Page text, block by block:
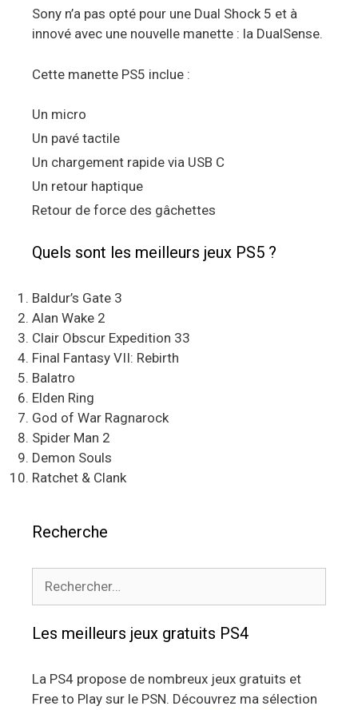
Sony n’a pas opté pour une Dual Shock 5 et à
innové avec une nouvelle manette : la DualSense.
Cette manette PS5 inclue :
Un micro
Un pavé tactile
Un chargement rapide via USB C
Un retour haptique
Retour de force des gâchettes
Quels sont les meilleurs jeux PS5 ?
Baldur’s Gate 3
Alan Wake 2
Clair Obscur Expedition 33
Final Fantasy VII: Rebirth
Balatro
Elden Ring
God of War Ragnarock
Spider Man 2
Demon Souls
Ratchet & Clank
Recherche
Les meilleurs jeux gratuits PS4
La PS4 propose de nombreux jeux gratuits et
Free to Play sur le PSN. Découvrez ma sélection